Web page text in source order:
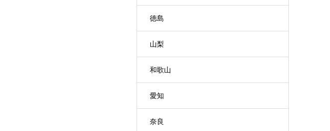
徳島
山梨
和歌山
愛知
奈良